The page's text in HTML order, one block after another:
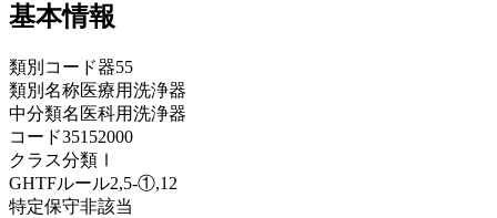
基本情報
類別コード器55
類別名称医療用洗浄器
中分類名 医科用洗浄器
コード35152000
クラス分類 Ⅰ
GHTFルール2,5-①,12
特定保守非該当